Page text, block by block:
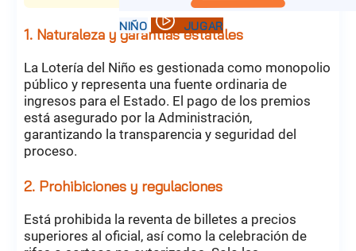
1. Naturaleza y garantías estatales
La Lotería del Niño es gestionada como monopolio
público y representa una fuente ordinaria de
ingresos para el Estado. El pago de los premios
está asegurado por la Administración,
garantizando la transparencia y seguridad del
proceso.
2. Prohibiciones y regulaciones
Está prohibida la reventa de billetes a precios
superiores al oficial, así como la celebración de